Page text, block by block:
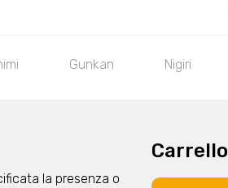
Gunkan Nigiri
la presenza o
Carrello